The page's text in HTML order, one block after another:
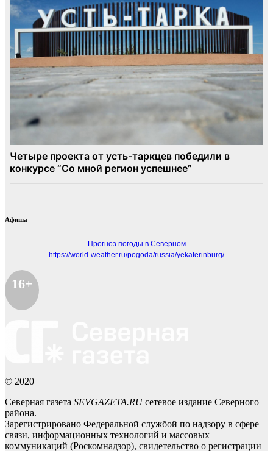
Афиша
Прогноз погоды в Северном
https://world-weather.ru/pogoda/russia/yekaterinburg/
16+
© 2020
Северная газета SEVGAZETA.RUсетевое издание Северного
района.
Зарегистрировано Федеральной службой по надзору в сфере
связи, информационных технологий и массовых
коммуникаций (Роскомнадзор), свидетельство о регистрации